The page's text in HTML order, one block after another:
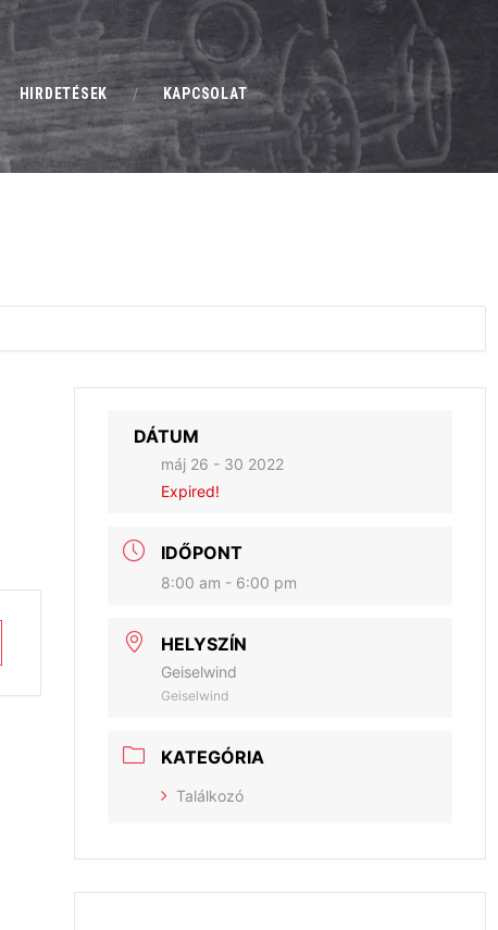
HIRDETÉSEK KAPCSOLAT
DÁTUM
máj 26 - 30 2022
Expired!
IDŐPONT
8:00 am - 6:00 pm
HELYSZÍN
Geiselwind
Geiselwind
KATEGÓRIA
Találkozó